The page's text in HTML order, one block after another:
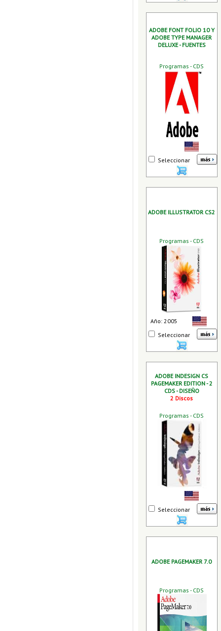
ADOBE FONT FOLIO 10 Y
ADOBE TYPE MANAGER
DELUXE - FUENTES
Programas - CDS
Seleccionar
ADOBE ILLUSTRATOR CS2
Programas - CDS
Año: 2005
Seleccionar
ADOBE INDESIGN CS
PAGEMAKER EDITION - 2
CDS - DISEÑO
2 Discos
Programas - CDS
Seleccionar
ADOBE PAGEMAKER 7.0
Programas - CDS